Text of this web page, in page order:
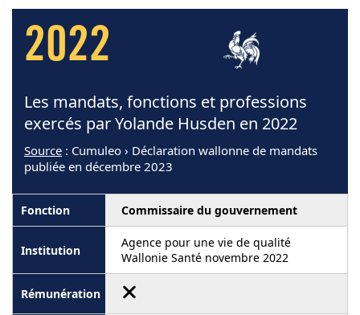
2022
Les mandats, fonctions et professions
exercés par Yolande Husden en 2022
Source : Cumuleo › Déclaration wallonne de mandats
publiée en décembre 2023
Commissaire du gouvernement
Agence pour une vie de qualité
Wallonie Santé novembre 2022